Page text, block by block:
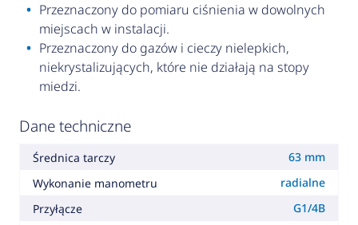
Przeznaczony do pomiaru ciśnienia w dowolnych
miejscach w instalacji.
Przeznaczony do gazów i cieczy nielepkich,
niekrystalizujących, które nie działają na stopy
miedzi.
Dane techniczne
Średnica tarczy
63 mm
Wykonanie manometru
radialne
Przyłącze
G1/4B